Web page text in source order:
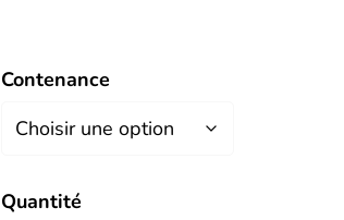
Contenance
Quantité